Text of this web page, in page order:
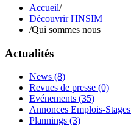
Accueil/
Découvrir l'INSIM
/Qui sommes nous
Actualités
News (8)
Revues de presse (0)
Evénements (35)
Annonces Emplois-Stages
Plannings (3)